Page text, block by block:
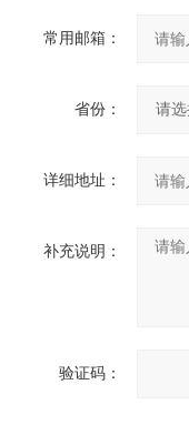
常用邮箱：
省份：
详细地址：
补充说明：
验证码：